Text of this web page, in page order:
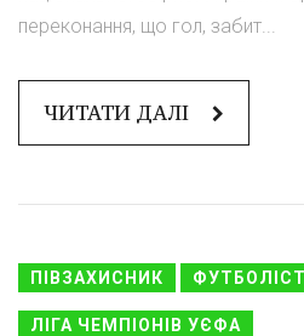
переконання, що гол, забит...
ЧИТАТИ ДАЛІ
ПІВЗАХИСНИК ФУТБОЛІСТ
ЛІГА ЧЕМПІОНІВ УЄФА